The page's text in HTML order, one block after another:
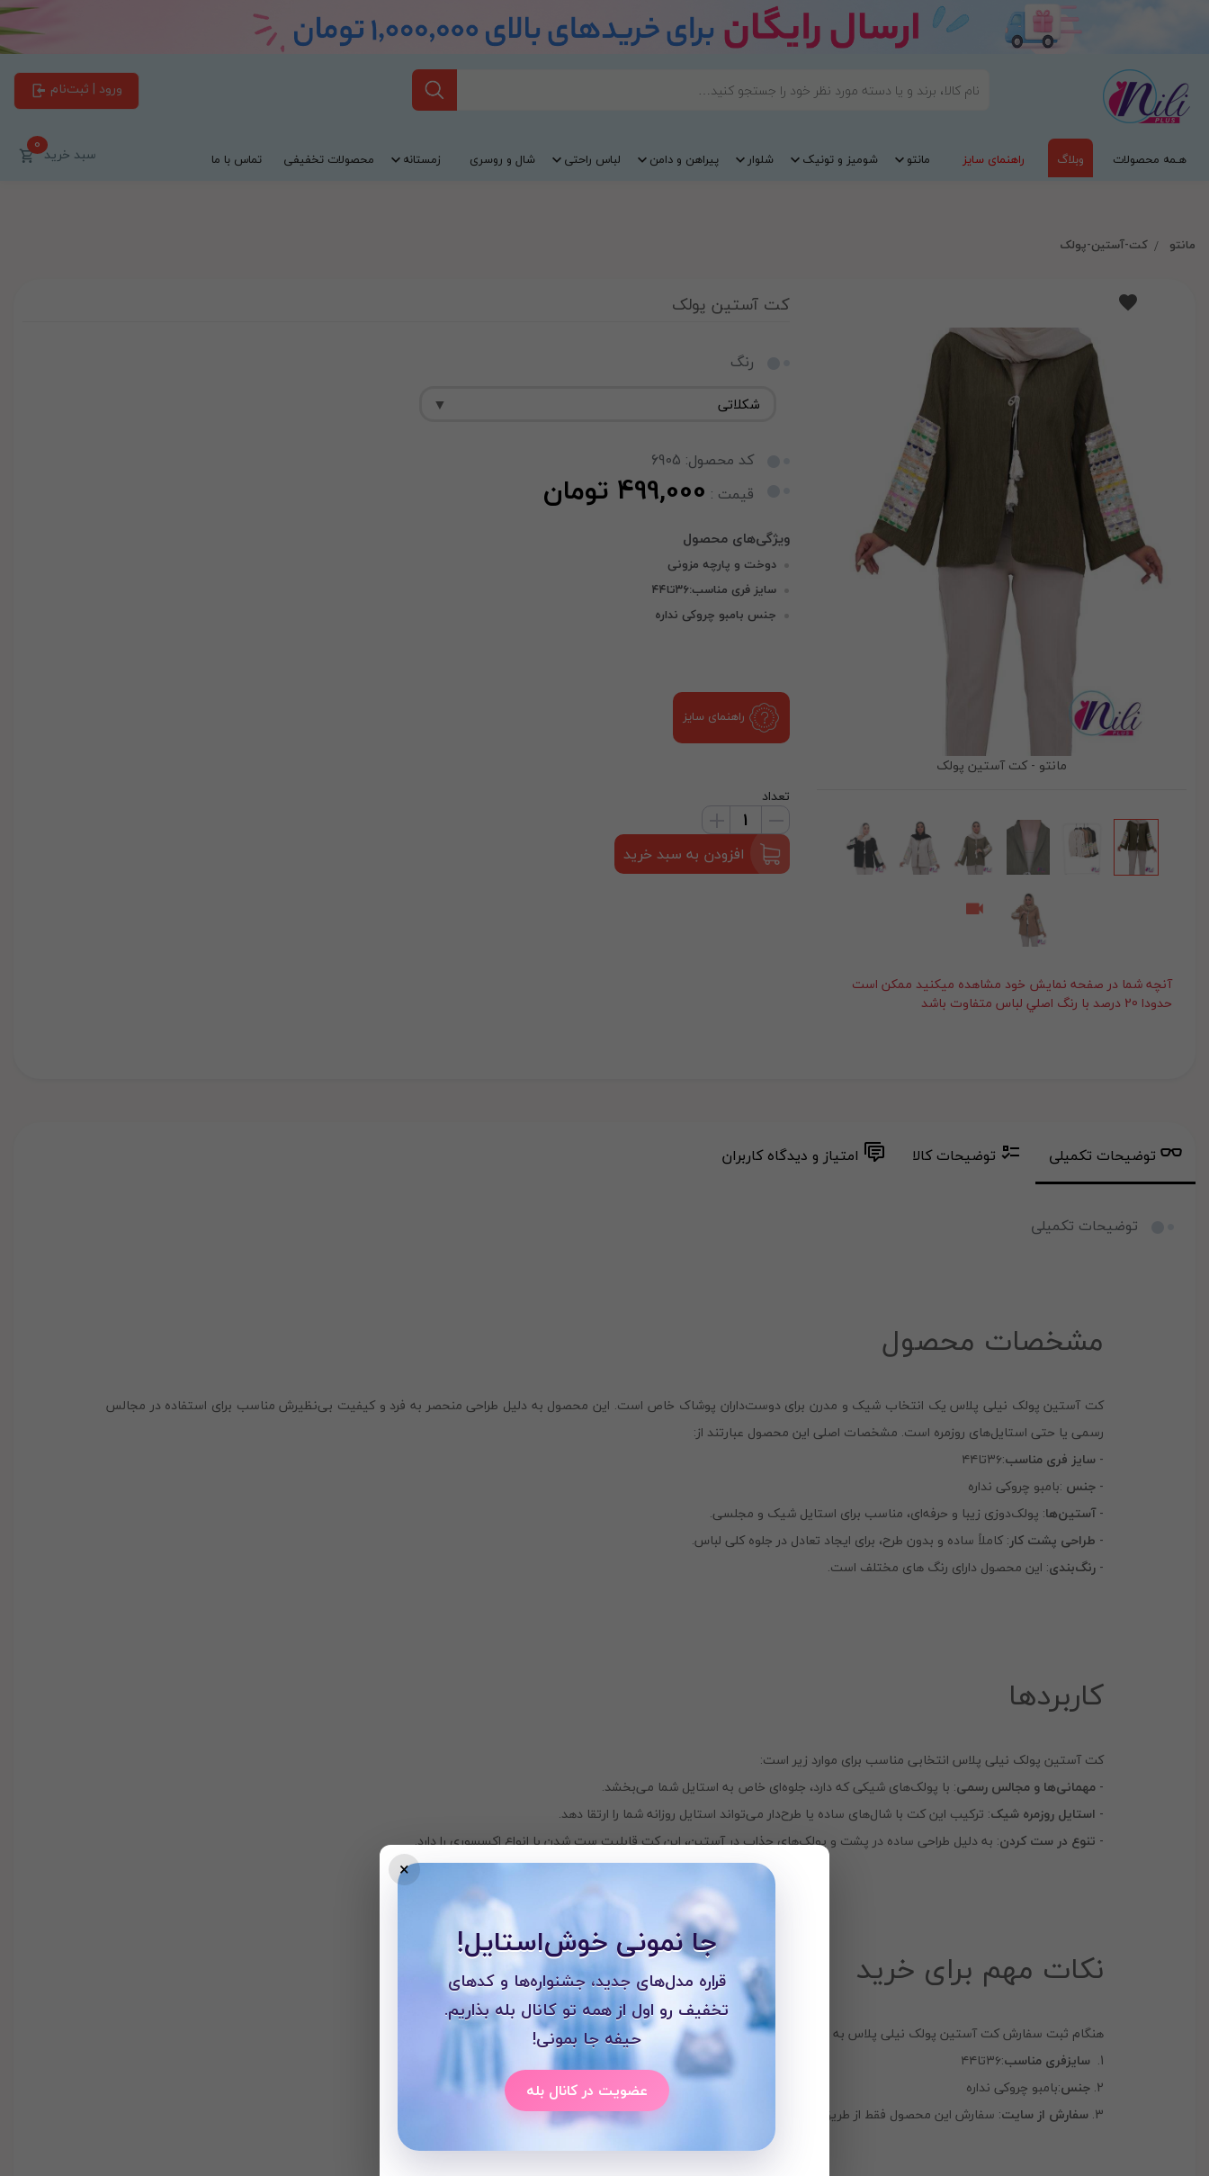
ورود | ثبت‌نام
هـمه محصولات وبلاگ راهنمای سایز مانتو شومیز و تونیک شلوار پیراهن و دامن لباس راحتی شال و روسری زمستانه محصولات تخفیفی تماس با ما سبد خرید0
مانتو کت-آستین-پولک
مانتو - کت آستین پولک
آنچه شما در صفحه نمايش خود مشاهده ميکنيد ممکن است
حدودا 20 درصد با رنگ اصلي لباس متفاوت باشد
کت آستین پولک
رنگ
کد محصول: 6905
قیمت : 499,000 تومان
دوخت و پارچه مزونی
سایز فری مناسب:۳۶تا۴۴
جنس بامبو چروکی نداره
راهنمای سایز
تعداد
افزودن به سبد خرید
توضیحات تکمیلی توضیحات کالا امتیاز و دیدگاه کاربران
توضیحات تکمیلی
مشخصات محصول
کت آستین پولک نیلی پلاس یک انتخاب شیک و مدرن برای دوست‌داران پوشاک خاص است. این محصول به دلیل طراحی منحصر به فرد و کیفیت بی‌نظیرش مناسب برای استفاده در مجالس
رسمی یا حتی استایل‌های روزمره است. مشخصات اصلی این محصول عبارتند از:
- سایز فری مناسب:۳۶تا۴۴
- جنس :بامبو چروکی نداره
-آستین‌ها: پولک‌دوزی زیبا و حرفه‌ای، مناسب برای استایل‌ شیک و مجلسی.
- طراحی پشت کار: کاملاً ساده و بدون طرح، برای ایجاد تعادل در جلوه کلی لباس.
- رنگ‌بندی: این محصول دارای رنگ های مختلف است.
کاربردها
کت آستین پولک نیلی پلاس انتخابی مناسب برای موارد زیر است:
- مهمانی‌ها و مجالس رسمی: با پولک‌های شیکی که دارد، جلوه‌ای خاص به استایل شما می‌بخشد.
- استایل روزمره شیک: ترکیب این کت با شال‌های ساده یا طرح‌دار می‌تواند استایل روزانه شما را ارتقا دهد.
- تنوع در ست کردن: به دلیل طراحی ساده در پشت و پولک‌های جذاب در آستین، این کت قابلیت ست شدن با انواع اکسسوری را دارد.
نکات مهم برای خرید
هنگام ثبت سفارش کت آستین پولک نیلی پلاس به موارد زیر دقت کنید:
1. سایزفری مناسب:۳۶تا۴۴
2. جنس:بامبو چروکی نداره
3. سفارش از سایت: سفارش این محصول فقط از طریق سایت نیلی پلاس امکان‌پذیر است. لطفاً از روش‌های دیگر پیگیری نکنید.
×
جا نمونی خوش‌استایل!
قراره مدل‌های جدید، جشنواره‌ها و کدهای
تخفیف رو اول از همه تو کانال بله بذاریم.
حیفه جا بمونی!
عضویت در کانال بله